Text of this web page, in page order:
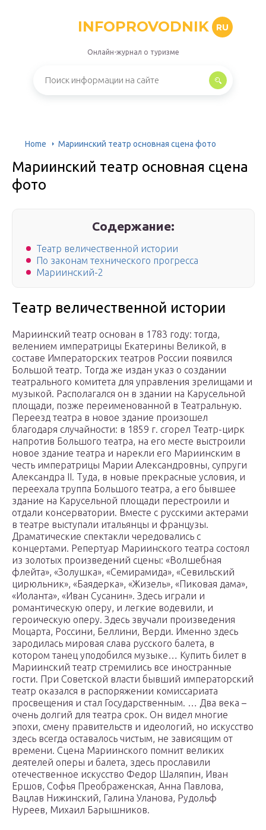
INFOPROVODNIK RU
Онлайн-журнал о туризме
Home Мариинский театр основная сцена фото
Мариинский театр основная сцена
фото
Содержание:
Театр величественной истории
По законам технического прогресса
Мариинский-2
Театр величественной истории
Мариинский театр основан в 1783 году: тогда,
велением императрицы Екатерины Великой, в
составе Императорских театров России появился
Большой театр. Тогда же издан указ о создании
театрального комитета для управления зрелищами и
музыкой. Располагался он в здании на Карусельной
площади, позже переименованной в Театральную.
Переезд театра в новое здание произошел
благодаря случайности: в 1859 г. сгорел Театр-цирк
напротив Большого театра, на его месте выстроили
новое здание театра и нарекли его Мариинским в
честь императрицы Марии Александровны, супруги
Александра II. Туда, в новые прекрасные условия, и
переехала труппа Большого театра, а его бывшее
здание на Карусельной площади перестроили и
отдали консерватории. Вместе с русскими актерами
в театре выступали итальянцы и французы.
Драматические спектакли чередовались с
концертами. Репертуар Мариинского театра состоял
из золотых произведений сцены: «Волшебная
флейта», «Золушка», «Семирамида», «Севильский
цирюльник», «Баядерка», «Жизель», «Пиковая дама»,
«Иоланта», «Иван Сусанин». Здесь играли и
романтическую оперу, и легкие водевили, и
героическую оперу. Здесь звучали произведения
Моцарта, Россини, Беллини, Верди. Именно здесь
зародилась мировая слава русского балета, в
котором танец уподобился музыке… Купить билет в
Мариинский театр стремились все иностранные
гости. При Советской власти бывший императорский
театр оказался в распоряжении комиссариата
просвещения и стал Государственным. … Два века –
очень долгий для театра срок. Он видел многие
эпохи, смену правительств и идеологий, но искусство
здесь всегда оставалось чистым, не зависящим от
времени. Сцена Мариинского помнит великих
деятелей оперы и балета, здесь прославили
отечественное искусство Федор Шаляпин, Иван
Ершов, Софья Преображенская, Анна Павлова,
Вацлав Нижинский, Галина Уланова, Рудольф
Нуреев, Михаил Барышников.